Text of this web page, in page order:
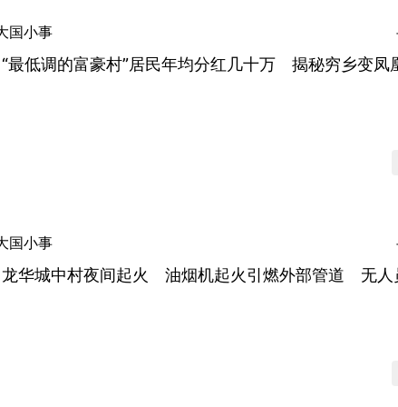
国小事
最低调的富豪村”居民年均分红几十万 揭秘穷乡变凤
国小事
华城中村夜间起火 油烟机起火引燃外部管道 无人